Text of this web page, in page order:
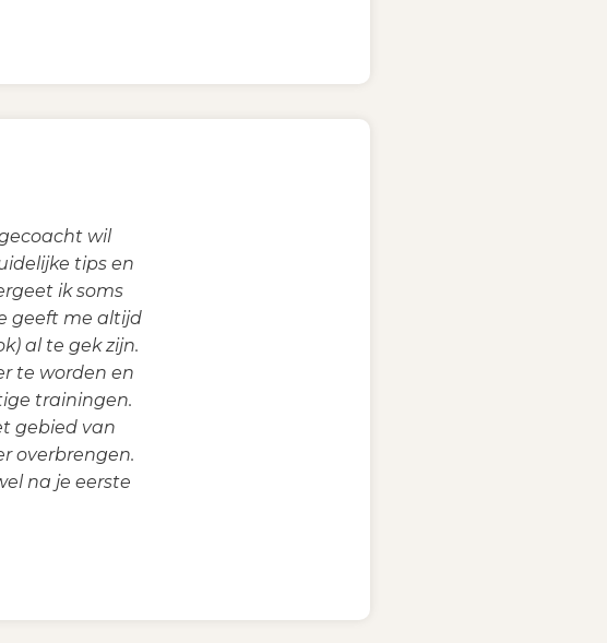
wil
tips en
ik soms
geeft me altijd
al te gek zijn.
te worden en
trainingen.
gebied van
overbrengen.
na je eerste